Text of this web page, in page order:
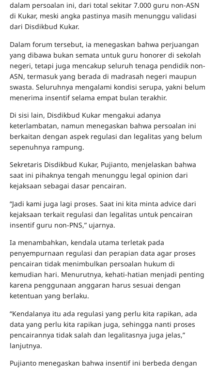
dalam persoalan ini, dari total sekitar 7.000 guru non-ASN
di Kukar, meski angka pastinya masih menunggu validasi
dari Disdikbud Kukar.
Dalam forum tersebut, ia menegaskan bahwa perjuangan
yang dibawa bukan semata untuk guru honorer di sekolah
negeri, tetapi juga mencakup seluruh tenaga pendidik non-
ASN, termasuk yang berada di madrasah negeri maupun
swasta. Seluruhnya mengalami kondisi serupa, yakni belum
menerima insentif selama empat bulan terakhir.
Di sisi lain, Disdikbud Kukar mengakui adanya
keterlambatan, namun menegaskan bahwa persoalan ini
berkaitan dengan aspek regulasi dan legalitas yang belum
sepenuhnya rampung.
Sekretaris Disdikbud Kukar, Pujianto, menjelaskan bahwa
saat ini pihaknya tengah menunggu legal opinion dari
kejaksaan sebagai dasar pencairan.
“Jadi kami juga lagi proses. Saat ini kita minta advice dari
kejaksaan terkait regulasi dan legalitas untuk pencairan
insentif guru non-PNS,” ujarnya.
Ia menambahkan, kendala utama terletak pada
penyempurnaan regulasi dan perapian data agar proses
pencairan tidak menimbulkan persoalan hukum di
kemudian hari. Menurutnya, kehati-hatian menjadi penting
karena penggunaan anggaran harus sesuai dengan
ketentuan yang berlaku.
“Kendalanya itu ada regulasi yang perlu kita rapikan, ada
data yang perlu kita rapikan juga, sehingga nanti proses
pencairannya tidak salah dan legalitasnya juga jelas,”
lanjutnya.
Pujianto menegaskan bahwa insentif ini berbeda dengan